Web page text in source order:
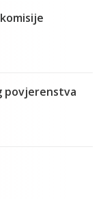
povjerenstva